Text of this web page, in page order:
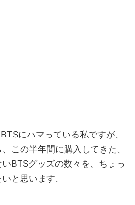
にハマっている私ですが、
この半年間に購入してきた、
BTSグッズの数々を、ちょっ
と思います。